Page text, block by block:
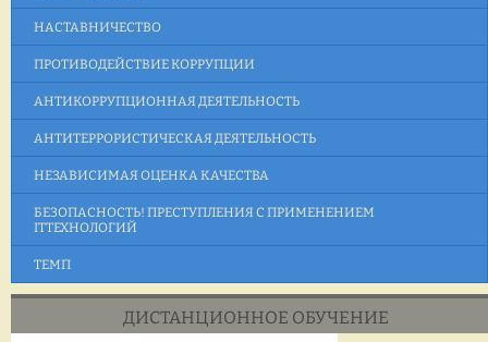
НАСТАВНИЧЕСТВО
ПРОТИВОДЕЙСТВИЕ КОРРУПЦИИ
АНТИКОРРУПЦИОННАЯ ДЕЯТЕЛЬНОСТЬ
АНТИТЕРРОРИСТИЧЕСКАЯ ДЕЯТЕЛЬНОСТЬ
НЕЗАВИСИМАЯ ОЦЕНКА КАЧЕСТВА
БЕЗОПАСНОСТЬ! ПРЕСТУПЛЕНИЯ С ПРИМЕНЕНИЕМ
ITТЕХНОЛОГИЙ
ТЕМП
ДИСТАНЦИОННОЕ ОБУЧЕНИЕ